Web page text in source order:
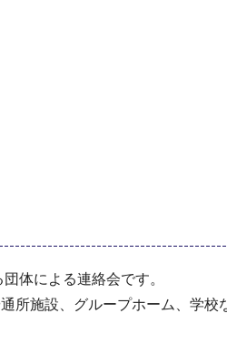
体による連絡会です。
所施設、グループホーム、学